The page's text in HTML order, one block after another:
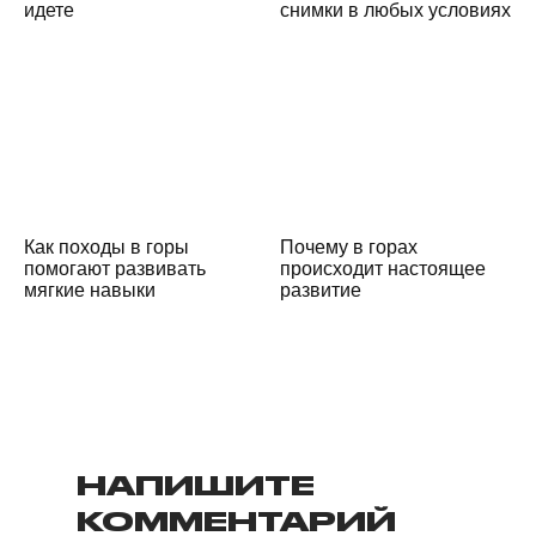
идете снимки в любых условиях
Как походы в горы
помогают развивать
мягкие навыки
Почему в горах
происходит настоящее
развитие
НАПИШИТЕ
КОММЕНТАРИЙ